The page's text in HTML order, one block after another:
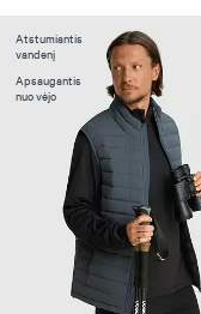
Atstumiantis
vandenį
Apsaugantis
nuo vėjo